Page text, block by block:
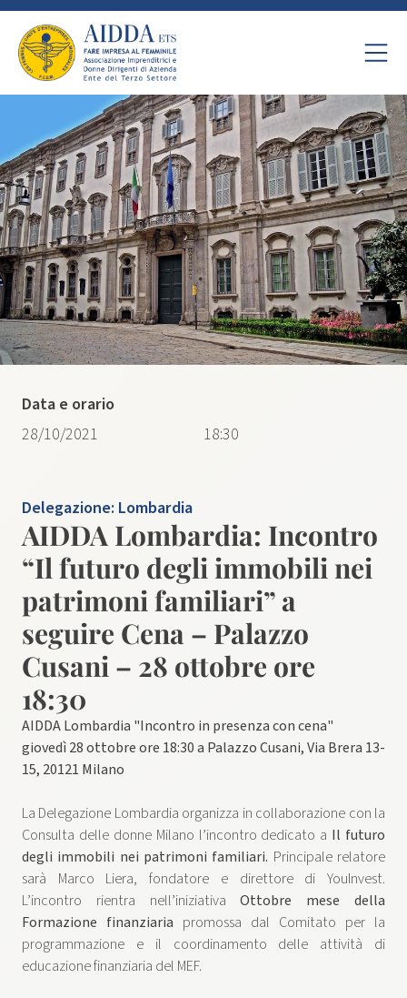
Delegazione: Lombardia
AIDDA Lombardia: ​Incontro
“Il futuro degli immobili nei
patrimoni familiari” a
seguire Cena – Palazzo
Cusani – 28 ottobre ore
18:30
​AIDDA Lombardia "​Incontro in presenza con cena"
giovedì 28 ottobre ore 18:30 a Palazzo Cusani, Via Brera 13-
15, 20121 Milano
La ​D​elegazione ​Lombardia ​organizza in collaborazione con la
Consulta delle donne Milano l’incontro dedicato a Il futuro
degli immobili nei patrimoni familiari. Principale relatore
sarà Marco Liera, fondatore e direttore di YouInvest.
L’incontro rientra nell’iniziativaOttobre mese della
Formazione finanziaria promossa dal Comitato per la
programmazione e il coordinamento delle attività di
educazione finanziaria del MEF.
Data e orario
28/10/2021
18:30